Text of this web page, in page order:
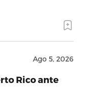
Ago 5, 2026
Rico ante